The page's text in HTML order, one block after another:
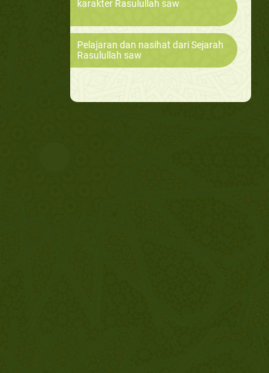
karakter Rasulullah saw
Pelajaran dan nasihat dari Sejarah
Rasulullah saw